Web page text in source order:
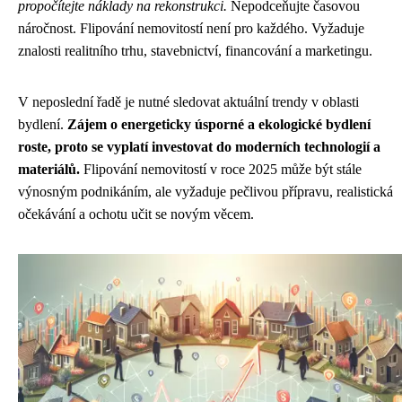
propočítejte náklady na rekonstrukci. Nepodceňujte časovou
náročnost. Flipování nemovitostí není pro každého. Vyžaduje
znalosti realitního trhu, stavebnictví, financování a marketingu.
V neposlední řadě je nutné sledovat aktuální trendy v oblasti
bydlení. Zájem o energeticky úsporné a ekologické bydlení
roste, proto se vyplatí investovat do moderních technologií a
materiálů. Flipování nemovitostí v roce 2025 může být stále
výnosným podnikáním, ale vyžaduje pečlivou přípravu, realistická
očekávání a ochotu učit se novým věcem.